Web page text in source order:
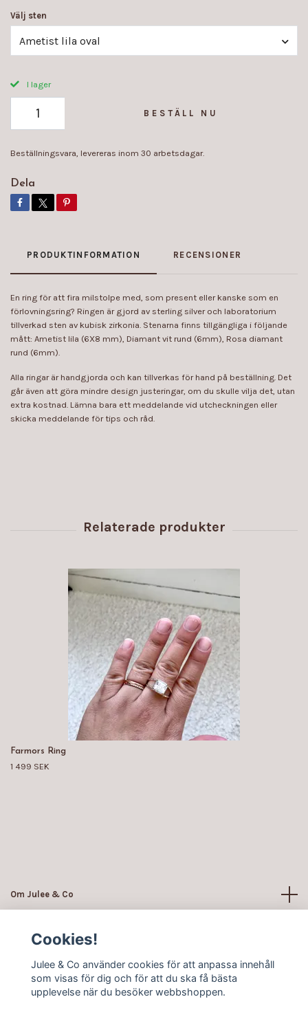
Välj sten
Ametist lila oval
I lager
BESTÄLL NU
Beställningsvara, levereras inom 30 arbetsdagar.
Dela
PRODUKTINFORMATION RECENSIONER
En ring för att fira milstolpe med, som present eller kanske som en
förlovningsring? Ringen är gjord av sterling silver och laboratorium
tillverkad sten av kubisk zirkonia. Stenarna finns tillgängliga i följande
mått: Ametist lila (6X8 mm), Diamant vit rund (6mm), Rosa diamant
rund (6mm).
Alla ringar är handgjorda och kan tillverkas för hand på beställning. Det
går även att göra mindre design justeringar, om du skulle vilja det, utan
extra kostnad. Lämna bara ett meddelande vid utcheckningen eller
skicka meddelande för tips och råd.
Farmors Ring
1 499 SEK
Om Julee & Co
Sociala medier
Cookies!
Julee & Co använder cookies för att anpassa innehåll
som visas för dig och för att du ska få bästa
upplevelse när du besöker webbshoppen.